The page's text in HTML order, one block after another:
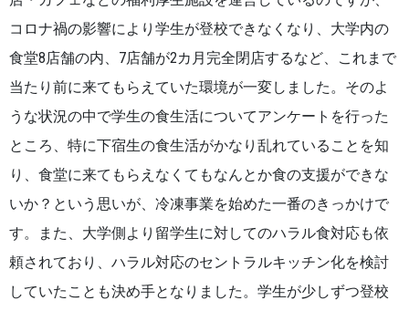
コロナ禍の影響により学生が登校できなくなり、大学内の
食堂8店舗の内、7店舗が2カ月完全閉店するなど、これまで
当たり前に来てもらえていた環境が一変しました。そのよ
うな状況の中で学生の食生活についてアンケートを行った
ところ、特に下宿生の食生活がかなり乱れていることを知
り、食堂に来てもらえなくてもなんとか食の支援ができな
いか？という思いが、冷凍事業を始めた一番のきっかけで
す。また、大学側より留学生に対してのハラル食対応も依
頼されており、ハラル対応のセントラルキッチン化を検討
していたことも決め手となりました。学生が少しずつ登校